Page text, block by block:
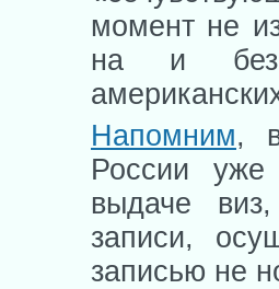
момент не
на и без
Напомним,
России уже
выдаче
записи,
записью не